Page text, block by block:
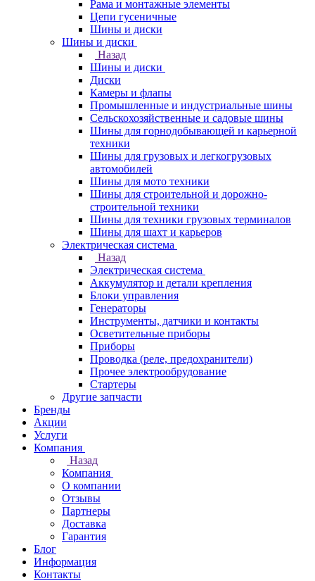
Рама и монтажные элементы
Цепи гусеничные
Шины и диски
Шины и диски
Назад
Шины и диски
Диски
Камеры и флапы
Промышленные и индустриальные шины
Сельскохозяйственные и садовые шины
Шины для горнодобывающей и карьерной
техники
Шины для грузовых и легкогрузовых
автомобилей
Шины для мото техники
Шины для строительной и дорожно-
строительной техники
Шины для техники грузовых терминалов
Шины для шахт и карьеров
Электрическая система
Назад
Электрическая система
Аккумулятор и детали крепления
Блоки управления
Генераторы
Инструменты, датчики и контакты
Осветительные приборы
Приборы
Проводка (реле, предохранители)
Прочее электрообрудование
Стартеры
Другие запчасти
Бренды
Акции
Услуги
Компания
Назад
Компания
О компании
Отзывы
Партнеры
Доставка
Гарантия
Блог
Информация
Контакты